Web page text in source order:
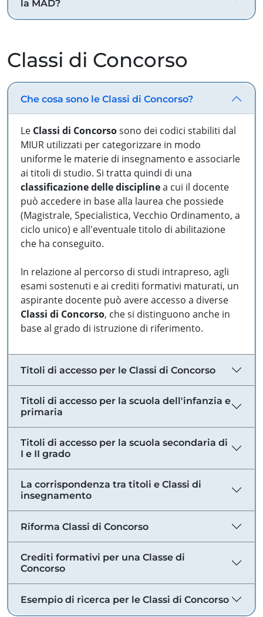
la MAD?
Classi di Concorso
Che cosa sono le Classi di Concorso?
Le Classi di Concorsosono dei codici stabiliti dal
MIUR utilizzati per categorizzare in modo
uniforme le materie di insegnamento e associarle
ai titoli di studio. Si tratta quindi di una
classificazione delle disciplinea cui il docente
può accedere in base alla laurea che possiede
(Magistrale, Specialistica, Vecchio Ordinamento, a
ciclo unico) e all'eventuale titolo di abilitazione
che ha conseguito.
In relazione al percorso di studi intrapreso, agli
esami sostenuti e ai crediti formativi maturati, un
aspirante docente può avere accesso a diverse
Classi di Concorso, che si distinguono anche in
base al grado di istruzione di riferimento.
Titoli di accesso per le Classi di Concorso
Titoli di accesso per la scuola dell'infanzia e
primaria
Titoli di accesso per la scuola secondaria di
I e II grado
La corrispondenza tra titoli e Classi di
insegnamento
Riforma Classi di Concorso
Crediti formativi per una Classe di
Concorso
Esempio di ricerca per le Classi di Concorso